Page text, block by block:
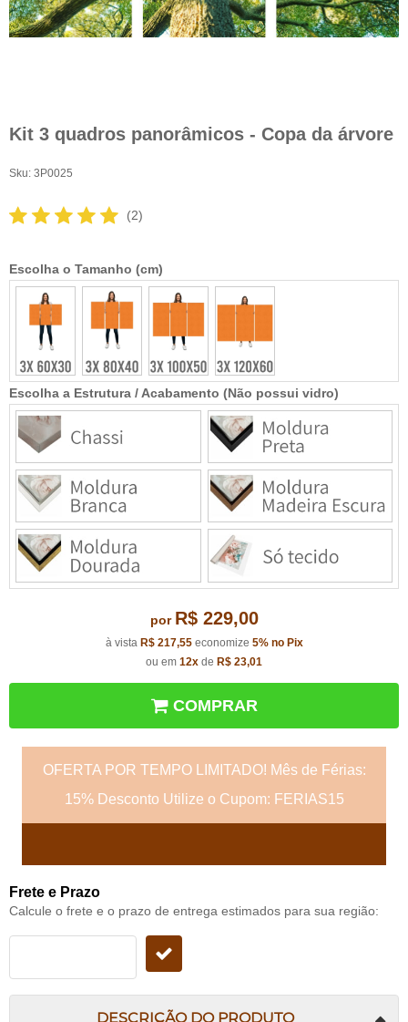
Kit 3 quadros panorâmicos - Copa da árvore
Sku: 3P0025
(2)
Escolha a Estrutura / Acabamento (Não possui vidro)
Escolha o Tamanho (cm)
por R$ 229,00
à vista R$ 217,55economize 5% no Pix
ou em 12x de R$ 23,01
COMPRAR
OFERTA POR TEMPO LIMITADO! Mês de Férias:
15% Desconto Utilize o Cupom: FERIAS15
Frete e Prazo
Calcule o frete e o prazo de entrega estimados para sua região:
DESCRIÇÃO DO PRODUTO